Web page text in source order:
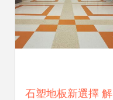
石塑地板新選擇 解